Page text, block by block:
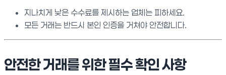
지나치게 낮은 수수료를 제시하는 업체는 피하세요.
모든 거래는 반드시 본인 인증을 거쳐야 안전합니다.
안전한 거래를 위한 필수 확인 사항